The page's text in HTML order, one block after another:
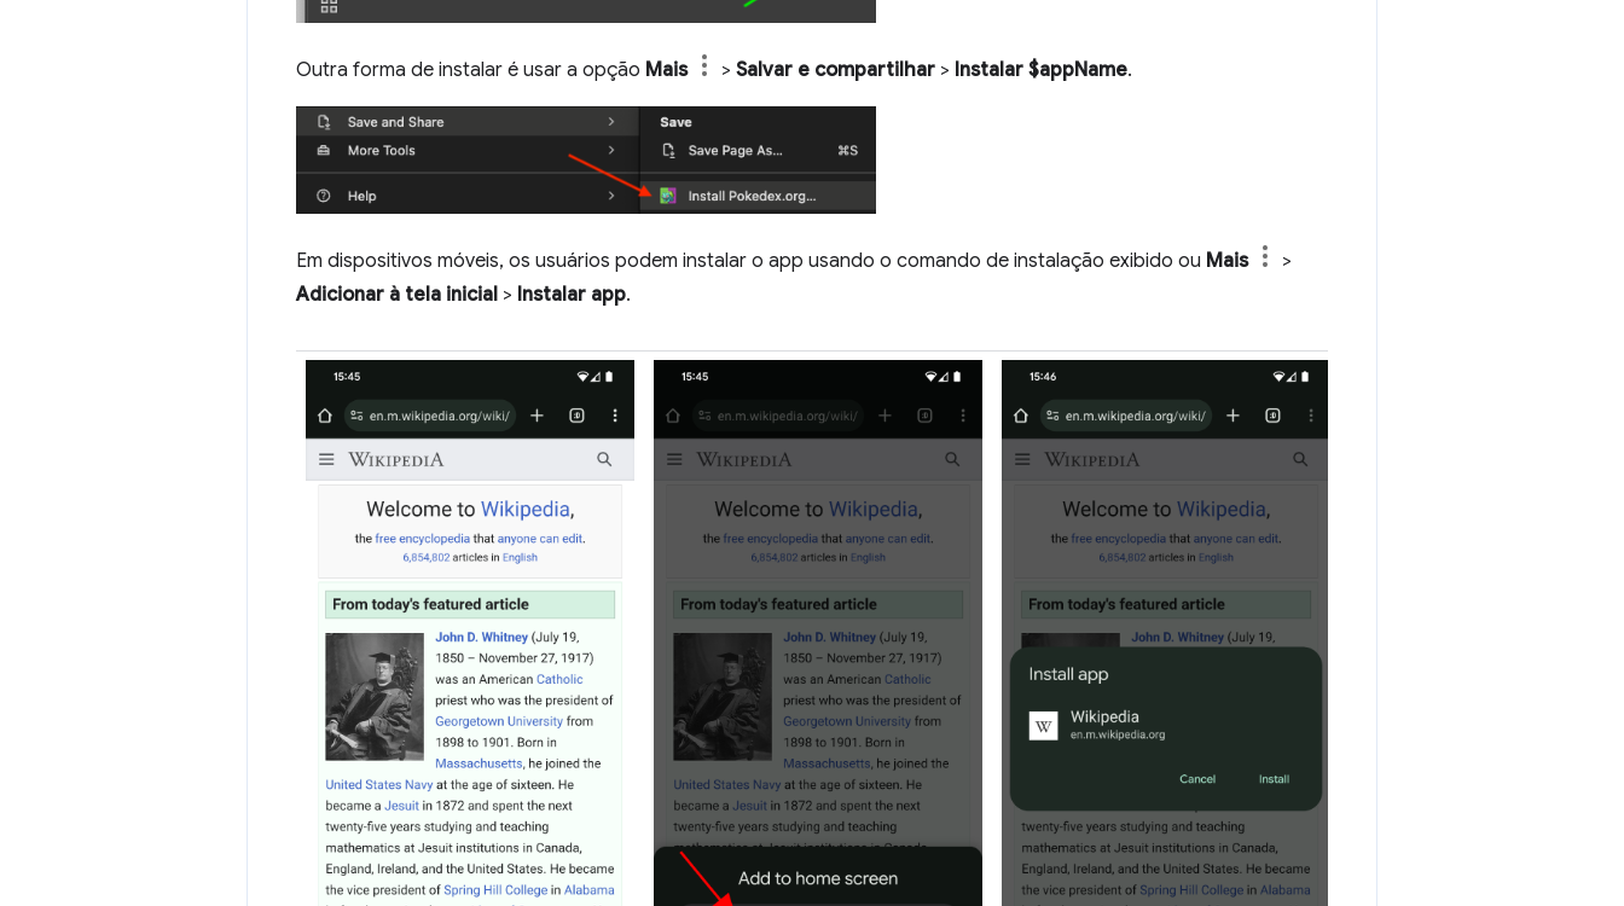
Outra forma de instalar é usar a opção Mais > Salvar e compartilhar > Instalar $appName.
Em dispositivos móveis, os usuários podem instalar o app usando o comando de instalação exibido ou Mais
>
Adicionar à tela inicial > Instalar app.